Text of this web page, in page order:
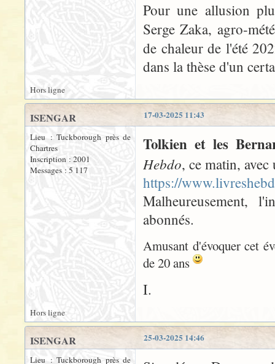
Pour une allusion
Serge Zaka, agro-
de chaleur de l'été
dans la thèse d'un
Hors ligne
17-03-2025 11:43
ISENGAR
Lieu : Tuckborough près de
Chartres
Inscription : 2001
Messages : 5 117
Tolkien et les
Hebdo, ce matin,
https://
Malheureusement,
abonnés.
Amusant d'évoquer cet
de 20 ans
I.
Hors ligne
25-03-2025 14:46
ISENGAR
Lieu : Tuckborough près de